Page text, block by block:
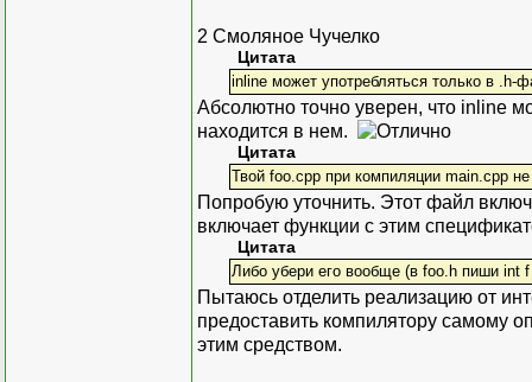
2 Смоляное Чучелко
Цитата
inline может употребляться только в .h-
Абсолютно точно уверен, что inline
находится в нем.
Цитата
Твой foo.cpp при компиляции main.cpp
Попробую уточнить. Этот файл
включает функции с этим
Цитата
Либо убери его вообще (в foo.h пиши int
Пытаюсь отделить реализацию от
предоставить компилятору самому
этим средством.